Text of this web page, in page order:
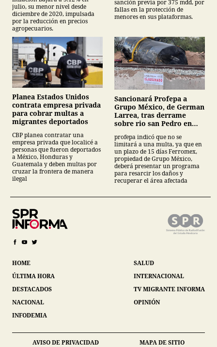
julio, su menor nivel desde
diciembre de 2020, impulsada
por la reducción en precios
agropecuarios.
sanción previa por 375 mdd, por
fallas en la protección de
menores en sus plataformas.
Planea Estados Unidos
contrata empresa privada
para cobrar multas a
migrantes deportados
CBP planea contratar una
empresa privada que localicé a
personas que fueron deportados
a México, Honduras y
Guatemala y deben multas por
cruzar la frontera de manera
ilegal
Sancionará Profepa a
Grupo México, de German
Larrea, tras derrame
sobre rio san Pedro en
profepa indicó que no se
limitará a una multa, ya que en
un plazo de 15 días Ferromex,
propiedad de Grupo México,
deberá presentar un programa
para resarcir los daños y
recuperar el área afectada
HOME
ÚLTIMA HORA
DESTACADOS
NACIONAL
INFODEMIA
SALUD
INTERNACIONAL
TV MIGRANTE INFORMA
OPINIÓN
AVISO DE PRIVACIDAD MAPA DE SITIO